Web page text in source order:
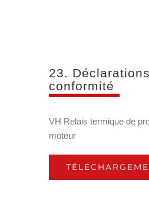
23.
conformité
VH Relais termique de
moteur